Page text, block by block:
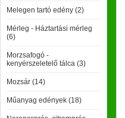
Melegen tartó edény (2)
Mérleg - Háztartási mérleg
(6)
Morzsafogó -
kenyérszeletelő tálca (3)
Mozsár (14)
Műanyag edények (18)